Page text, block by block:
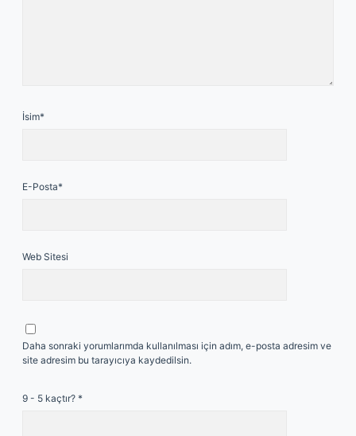
İsim*
E-Posta*
Web Sitesi
Daha sonraki yorumlarımda kullanılması için adım, e-posta adresim ve
site adresim bu tarayıcıya kaydedilsin.
9 - 5 kaçtır? *